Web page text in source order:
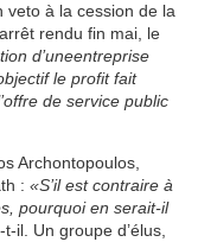
veto à la cession de la
rendu fin mai, le
d’uneentreprise
le profit fait
de service public
Archontopoulos,
: «S’il est contraire à
s, pourquoi en serait-il
t-il. Un groupe d’élus,